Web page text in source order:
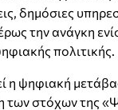
δημόσιες
την ανάγκη
πολιτικής.
η ψηφιακή
των στόχων της